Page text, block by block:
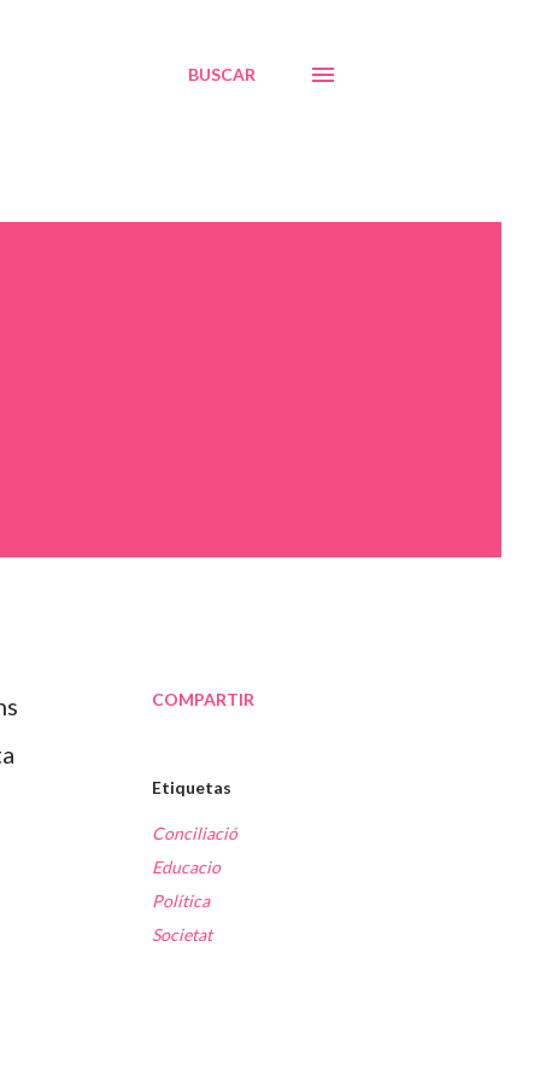
BUSCAR
COMPARTIR
Etiquetas
Conciliació
Educacio
Política
Societat